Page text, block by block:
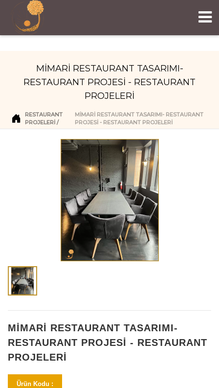
MİMARİ RESTAURANT TASARIMI-
RESTAURANT PROJESİ - RESTAURANT
PROJELERİ
RESTAURANT
PROJELERI
MİMARİ RESTAURANT TASARIMI- RESTAURANT
PROJESİ - RESTAURANT PROJELERİ
MİMARİ RESTAURANT TASARIMI-
RESTAURANT PROJESİ - RESTAURANT
PROJELERİ
Ürün Kodu :